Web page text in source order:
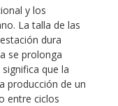
y los
La talla de las
dura
se prolonga
que la
producción de un
entre ciclos